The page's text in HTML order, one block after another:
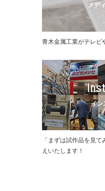
メデ
⻘⽊⾦属⼯業がテレビ
イン
「まずは試作品を⾒
えいたします！